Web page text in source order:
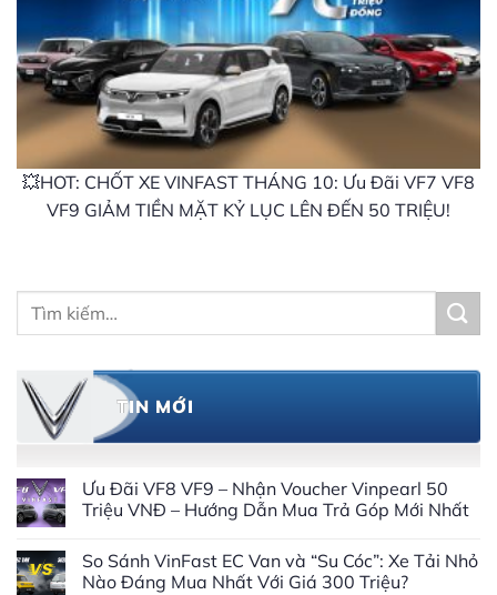
Tìm
TIN MỚI
Ưu Đãi VF8 VF9 – Nhận Voucher Vinpearl 50
Triệu VNĐ – Hướng Dẫn Mua Trả Góp Mới Nhất
So Sánh VinFast EC Van và “Su Cóc”: Xe Tải Nhỏ
Nào Đáng Mua Nhất Với Giá 300 Triệu?
💥HOT: CHỐT XE VINFAST THÁNG 10: Ưu Đãi VF7 VF8
VF9 GIẢM TIỀN MẶT KỶ LỤC LÊN ĐẾN 50 TRIỆU!